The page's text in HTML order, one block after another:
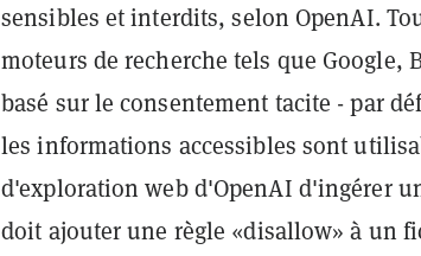
sensibles et interdits, selon OpenAI.
moteurs de recherche tels que Google,
basé sur le consentement tacite - par
les informations accessibles sont
d'exploration web d'OpenAI d'ingérer
doit ajouter une règle «disallow» à un